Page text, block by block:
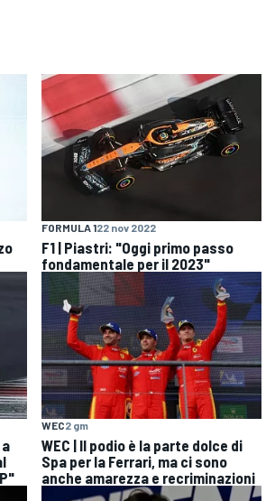
FORMULA 122 nov 2022
F1 | Piastri: "Oggi primo passo
fondamentale per il 2023"
WEC2 gm
WEC | Il podio è la parte dolce di
Spa per la Ferrari, ma ci sono
anche amarezza e recriminazioni